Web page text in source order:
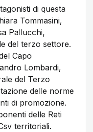
di questa
Tommasini,
Pallucchi,
del terzo settore.
Capo
Lombardi,
del Terzo
delle norme
di promozione.
delle Reti
territoriali.